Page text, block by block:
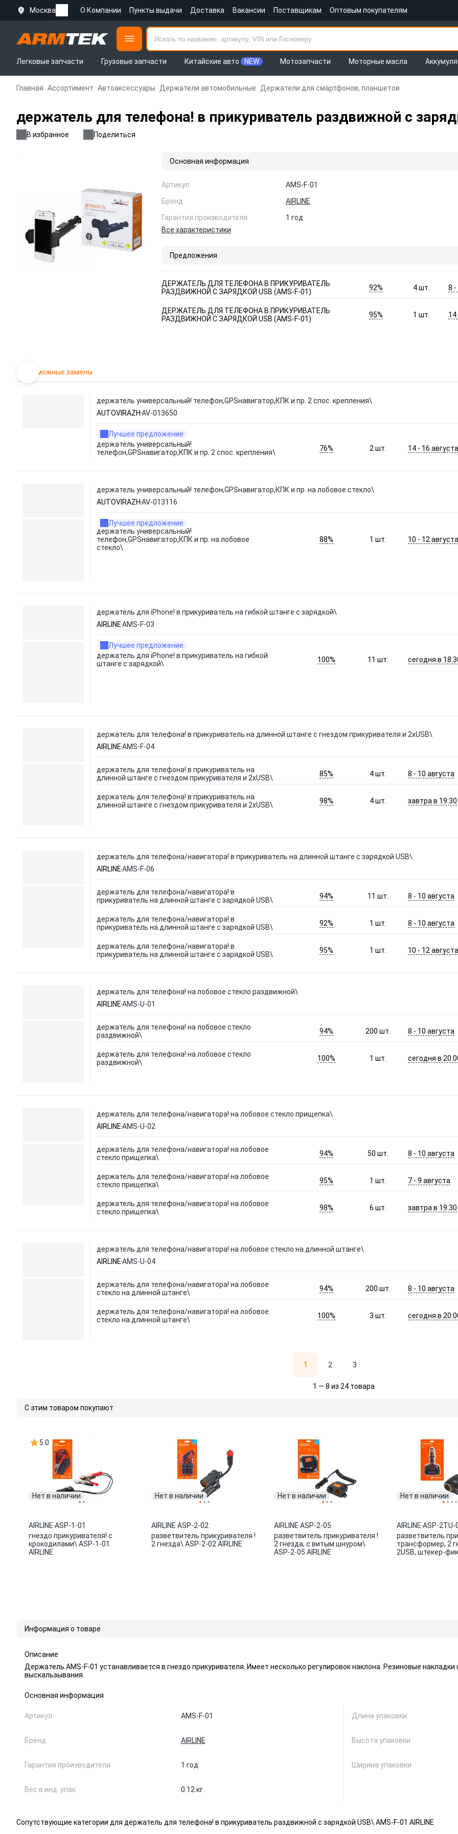
Москва О Компании Пункты выдачи Доставка Вакансии Поставщикам Оптовым покупателям
Легковые запчасти Грузовые запчасти Китайские авто NEW Мотозапчасти Моторные масла
Главная Ассортимент Автоаксессуары Держатели автомобильные Держатели для смартфонов, планшетов
держатель для телефона! в прикуриватель раздвижной с
В избранное Поделиться
Основная информация
Артикул
AMS-F-01
Бренд
AIRLINE
Гарантия производителя
1 год
Все характеристики
Предложения
ДЕРЖАТЕЛЬ ДЛЯ ТЕЛЕФОНА В ПРИКУРИВАТЕЛЬ
РАЗДВИЖНОЙ С ЗАРЯДКОЙ USB (AMS-F-01)
92% 4шт. 8 -
ДЕРЖАТЕЛЬ ДЛЯ ТЕЛЕФОНА В ПРИКУРИВАТЕЛЬ
РАЗДВИЖНОЙ С ЗАРЯДКОЙ USB (AMS-F-01)
95% 1шт. 14
Возможные замены
держатель универсальный! телефон,GPSнавигатор,КПК и пр. 2 спос. крепления\
AUTOVIRAZH AV-013650
Лучшее предложение
держатель универсальный!
телефон,GPSнавигатор,КПК и пр. 2 спос. крепления\
76% 2шт. 14 - 16
держатель универсальный! телефон,GPSнавигатор,КПК и пр. на лобовое стекло\
AUTOVIRAZH AV-013116
Лучшее предложение
держатель универсальный!
телефон,GPSнавигатор,КПК и пр. на лобовое
стекло\
88% 1шт. 10 - 12
держатель для iPhone! в прикуриватель на гибкой штанге с зарядкой\
AIRLINEAMS-F-03
Лучшее предложение
держатель для iPhone! в прикуриватель на гибкой
штанге с зарядкой\
100% 11шт. сегодня в
держатель для телефона! в прикуриватель на длинной штанге с гнездом прикуривателя и 2xUSB\
AIRLINEAMS-F-04
держатель для телефона! в прикуриватель на
длинной штанге с гнездом прикуривателя и 2xUSB\
85% 4шт. 8 - 10 августа
держатель для телефона! в прикуриватель на
длинной штанге с гнездом прикуривателя и 2xUSB\
98% 4шт. завтра в 19:30
держатель для телефона/навигатора! в прикуриватель на длинной штанге с зарядкой USB\
AIRLINEAMS-F-06
держатель для телефона/навигатора! в
прикуриватель на длинной штанге с зарядкой USB\
94% 11шт. 8 - 10 августа
держатель для телефона/навигатора! в
прикуриватель на длинной штанге с зарядкой USB\
92% 1шт. 8 - 10 августа
держатель для телефона/навигатора! в
прикуриватель на длинной штанге с зарядкой USB\
95% 1шт. 10 - 12
держатель для телефона! на лобовое стекло раздвижной\
AIRLINEAMS-U-01
держатель для телефона! на лобовое стекло
раздвижной\
94% 200шт. 8 - 10 августа
держатель для телефона! на лобовое стекло
раздвижной\
100% 1шт. сегодня в
держатель для телефона/навигатора! на лобовое стекло прищепка\
AIRLINEAMS-U-02
держатель для телефона/навигатора! на лобовое
стекло прищепка\
94% 50шт. 8 - 10 августа
держатель для телефона/навигатора! на лобовое
стекло прищепка\
95% 1шт. 7 - 9 августа
держатель для телефона/навигатора! на лобовое
стекло прищепка\
98% 6шт. завтра в 19:30
держатель для телефона/навигатора! на лобовое стекло на длинной штанге\
AIRLINEAMS-U-04
держатель для телефона/навигатора! на лобовое
стекло на длинной штанге\
94% 200шт. 8 - 10 августа
держатель для телефона/навигатора! на лобовое
стекло на длинной штанге\
100% 3шт. сегодня в
1 2 3
1 — 8 из 24 товара
С этим товаром покупают
5.0
Нет в наличии
AIRLINE·ASP-1-01
гнездо прикуривателя! с
крокодилами\ ASP-1-01
AIRLINE
Нет в наличии
AIRLINE·ASP-2-02
разветвитель прикуривателя !
2 гнезда\ ASP-2-02 AIRLINE
Нет в наличии
AIRLINE·ASP-2-05
разветвитель прикуривателя !
2 гнезда, с витым шнуром\
ASP-2-05 AIRLINE
Нет в наличии
AIRLINE·ASP-2TU-
разветвитель
трансформер, 2
2USB, штекер-
Информация о товаре
Описание
Держатель AMS-F-01 устанавливается в гнездо прикуривателя. Имеет несколько регулировок наклона. Резиновые
выскальзывания.
Основная информация
Артикул AMS-F-01
Бренд AIRLINE
Гарантия производителя 1 год
Вес в инд. упак. 0.12 кг
Длина упаковки
Высота упаковки
Ширина упаковки
Сопутствующие категории для держатель для телефона! в прикуриватель раздвижной с зарядкой USB\ AMS-F-01 AIRLINE